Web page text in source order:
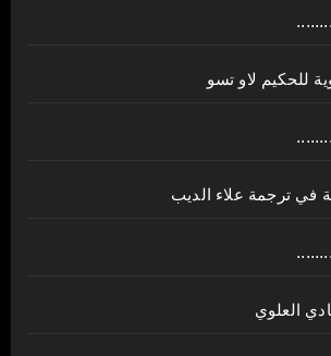
للحكيم لاو تسو
في ترجمة علاء الديب
العلوي